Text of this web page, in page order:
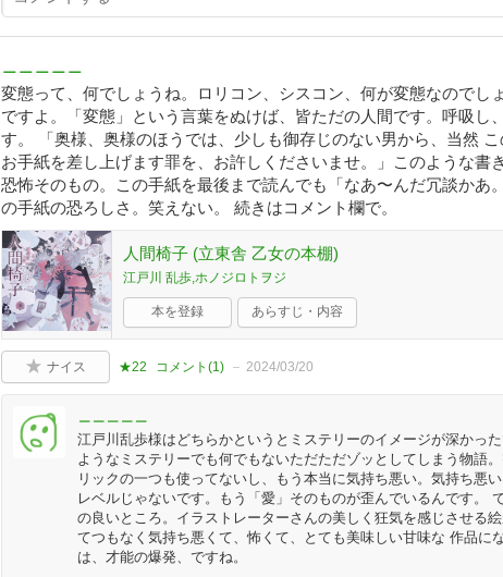
変態って、何でしょうね。ロリコン、シスコン、何が変態なのでし
ですよ。「変態」という言葉をぬけば、皆ただの人間です。呼吸し
す。 「奥様、奥様のほうでは、少しも御存じのない男から、当然
お手紙を差し上げます罪を、お許しくださいませ。」このような書
恐怖そのもの。この手紙を最後まで読んでも「なあ〜んだ冗談かあ
の手紙の恐ろしさ。笑えない。 続きはコメント欄で。
人間椅子 (立東舎 乙女の本棚)
江戸川 乱歩,ホノジロトヲジ
本を登録 あらすじ・内容
ナイス ★22 コメント(1) 2024/03/20
江戸川乱歩様はどちらかというとミステリーのイメージが深かっ
ようなミステリーでも何でもないただただゾッとしてしまう物語
リックの一つも使ってないし、もう本当に気持ち悪い。気持ち悪
レベルじゃないです。もう「愛」そのものが歪んでいるんです。
の良いところ。イラストレーターさんの美しく狂気を感じさせる
てつもなく気持ち悪くて、怖くて、とても美味しい甘味な 作品に
は、才能の爆発、ですね。